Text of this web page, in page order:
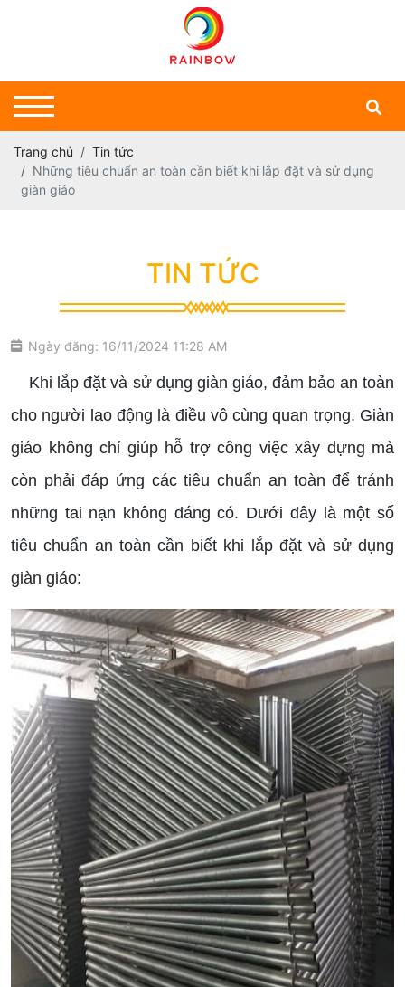
Trang chủ
Tin tức
Những tiêu chuẩn an toàn cần biết khi lắp đặt và sử dụng
giàn giáo
TIN TỨC
Ngày đăng: 16/11/2024 11:28 AM
Khi lắp đặt và sử dụng giàn giáo, đảm bảo an toàn
cho người lao động là điều vô cùng quan trọng. Giàn
giáo không chỉ giúp hỗ trợ công việc xây dựng mà
còn phải đáp ứng các tiêu chuẩn an toàn để tránh
những tai nạn không đáng có. Dưới đây là một số
tiêu chuẩn an toàn cần biết khi lắp đặt và sử dụng
giàn giáo: